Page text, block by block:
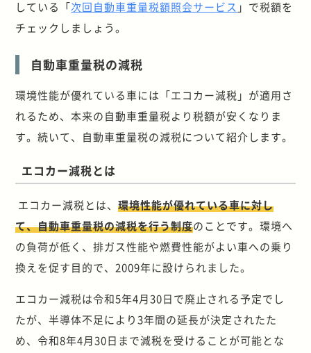
している「次回自動車重量税額照会サービス 」で税額を
チェックしましょう。
自動車重量税の減税
環境性能が優れている車には「エコカー減税」が適用さ
れるため、本来の自動車重量税より税額が安くなりま
す。続いて、自動車重量税の減税について紹介します。
エコカー減税とは
エコカー減税とは、環境性能が優れている車に対し
て、自動車重量税の減税を行う制度のことです。環境へ
の負荷が低く、排ガス性能や燃費性能がよい車への乗り
換えを促す目的で、2009年に設けられました。
エコカー減税は令和5年4月30日で廃止される予定でし
たが、半導体不足により3年間の延長が決定されたた
め、令和8年4月30日まで減税を受けることが可能とな